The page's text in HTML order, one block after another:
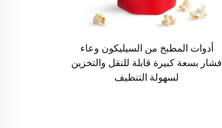
أدوات المطبخ من السيليكون وعاء
فشار بسعة كبيرة قابلة للنقل والتخزين
لسهولة التنظيف